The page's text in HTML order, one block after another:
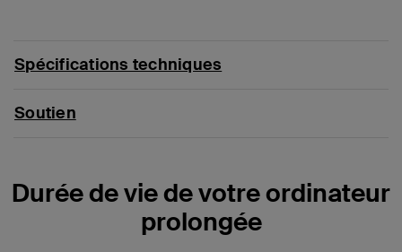
Spécifications techniques
Soutien
Durée de vie de votre ordinateur
prolongée